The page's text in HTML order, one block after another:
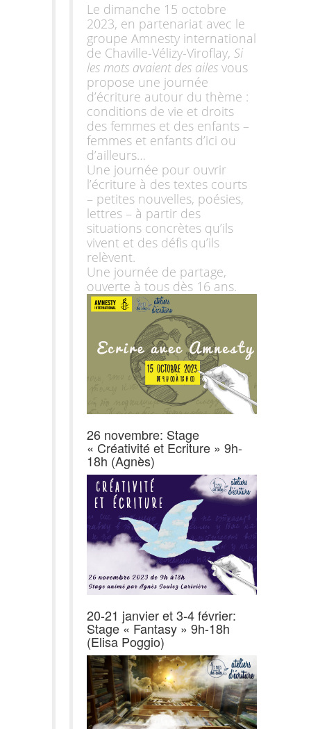
Le dimanche 15 octobre
2023, en partenariat avec le
groupe Amnesty international
de Chaville-Vélizy-Viroflay, Si
les mots avaient des ailes vous
propose une journée
d’écriture autour du thème :
conditions de vie et droits
des femmes et des enfants –
femmes et enfants d’ici ou
d’ailleurs…
Une journée pour ouvrir
l’écriture à des textes courts
– petites nouvelles, poésies,
lettres – à partir des
situations concrètes qu’ils
vivent et des défis qu’ils
relèvent.
Une journée de partage,
ouverte à tous dès 16 ans.
26 novembre: Stage
« Créativité et Ecriture » 9h-
18h (Agnès)
20-21 janvier et 3-4 février:
Stage « Fantasy » 9h-18h
(Elisa Poggio)